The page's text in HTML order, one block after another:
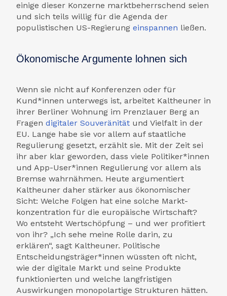
einige dieser Konzerne markt­beherrschend seien
und sich teils willig für die Agenda der
populistischen US-Regierung einspannen ließen.
Ökonomische Argumente lohnen sich
Wenn sie nicht auf Konferenzen oder für
Kund*innen unterwegs ist, arbeitet Kaltheuner in
ihrer Berliner Wohnung im Prenzlauer Berg an
Fragen digitaler Souveränitätund Vielfalt in der
EU. Lange habe sie vor allem auf staatliche
Regulierung gesetzt, erzählt sie. Mit der Zeit sei
ihr aber klar geworden, dass viele Politiker*innen
und App-User*innen Regulierung vor allem als
Bremse wahrnähmen. Heute argumentiert
Kaltheuner daher stärker aus ökonomischer
Sicht: Welche Folgen hat eine solche Markt­
konzentration für die europäische Wirtschaft?
Wo entsteht Wert­schöpfung – und wer profitiert
von ihr? „Ich sehe meine Rolle darin, zu
erklären“, sagt Kaltheuner. Politische
Entscheidungs­träger*innen wüssten oft nicht,
wie der digitale Markt und seine Produkte
funktionierten und welche lang­fristigen
Auswirkungen monopolartige Strukturen hätten.